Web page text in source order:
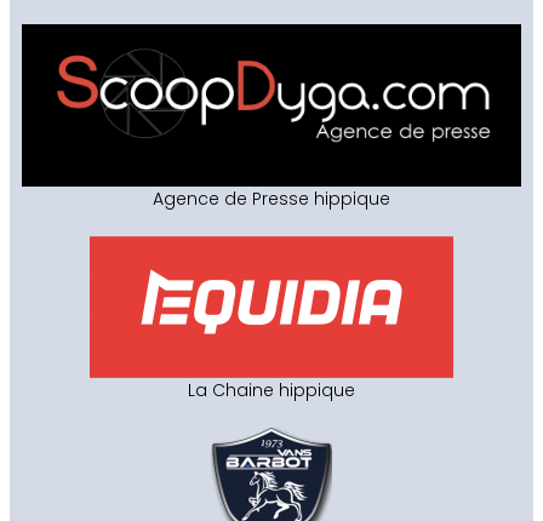
Agence de Presse hippique
La Chaine hippique